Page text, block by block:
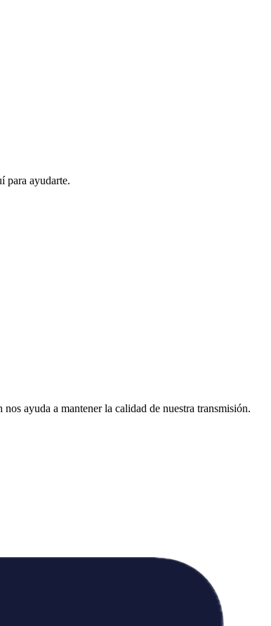
para ayudarte.
ayuda a mantener la calidad de nuestra transmisión.